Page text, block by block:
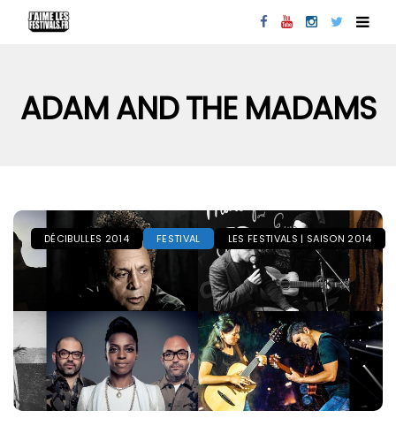
ADAM AND THE MADAMS
DÉCIBULLES 2014 FESTIVAL LES FESTIVALS | SAISON 2014